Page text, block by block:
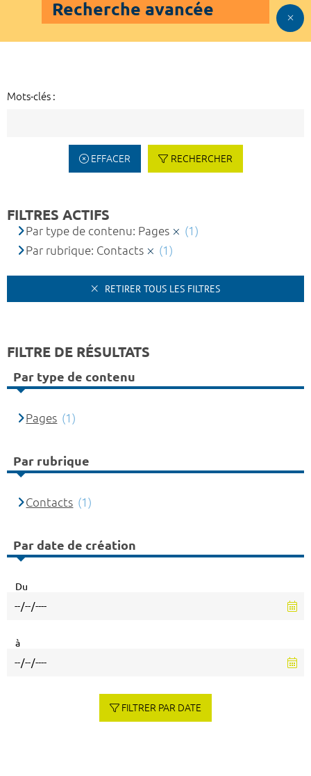
Recherche avancée
Mots-clés :
EFFACER RECHERCHER
FILTRES ACTIFS
Par type de contenu: Pages
(1)
Par rubrique: Contacts
(1)
RETIRER TOUS LES FILTRES
FILTRE DE RÉSULTATS
Par type de contenu
Pages (1)
Par rubrique
Contacts (1)
Par date de création
Du
à
FILTRER PAR DATE